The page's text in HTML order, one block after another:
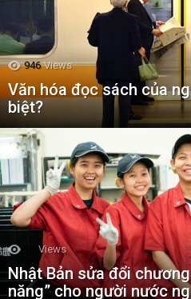
946 Views
Văn hóa đọc sách của
biệt?
Views
Nhật Bản sửa đổi
năng” cho người nước